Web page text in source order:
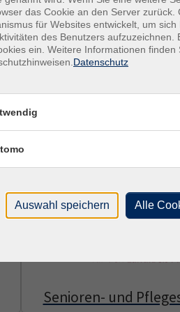
mit
im Alltag und im Arbeitsleben.
persönliche Unterstützung –
Senioren- und
das Cookie an den Server
für Websites entwickelt, um
des Benutzers aufzuzeichnen.
ein. Weitere Informationen finden
Datenschutz
Auswahl speichern Alle